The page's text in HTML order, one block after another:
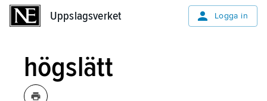
Uppslagsverket Logga in
högslätt